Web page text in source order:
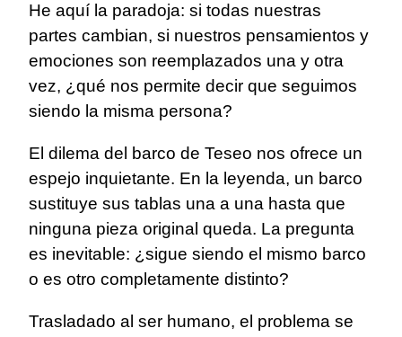
He aquí la paradoja: si todas nuestras
partes cambian, si nuestros pensamientos y
emociones son reemplazados una y otra
vez, ¿qué nos permite decir que seguimos
siendo la misma persona?
El dilema del barco de Teseo nos ofrece un
espejo inquietante. En la leyenda, un barco
sustituye sus tablas una a una hasta que
ninguna pieza original queda. La pregunta
es inevitable: ¿sigue siendo el mismo barco
o es otro completamente distinto?
Trasladado al ser humano, el problema se